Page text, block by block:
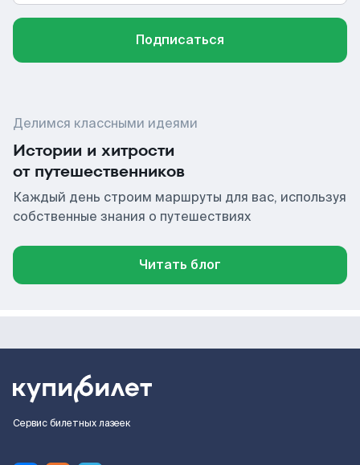
Подписаться
Делимся классными идеями
Истории и хитрости
от путешественников
Каждый день строим маршруты для вас, используя
собственные знания о путешествиях
Читать блог
Сервис билетных лазеек